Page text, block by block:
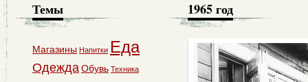
1965 год
Темы
Магазины Напитки Еда
ОдеждаОбувь Техника